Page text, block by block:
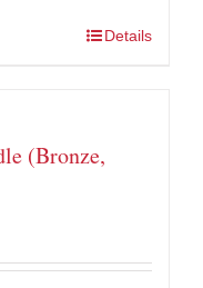
Details
(Bronze,